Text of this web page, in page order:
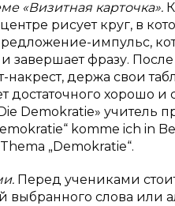
«Визитная карточка».
рисует круг, в
импульс,
завершает фразу.
накрест, держа свои
достаточного хорошо
Demokratie»
komme ich in
„Demokratie“.
Перед учениками
выбранного слова или